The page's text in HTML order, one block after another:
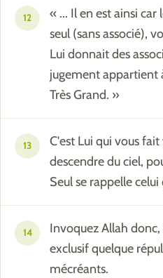
12
« ... Il en est ainsi
seul (sans associé),
Lui donnait des
jugement appartient
Très Grand. »
13
C'est Lui qui vous
descendre du ciel,
Seul se rappelle
14
Invoquez Allah
exclusif quelque
mécréants.